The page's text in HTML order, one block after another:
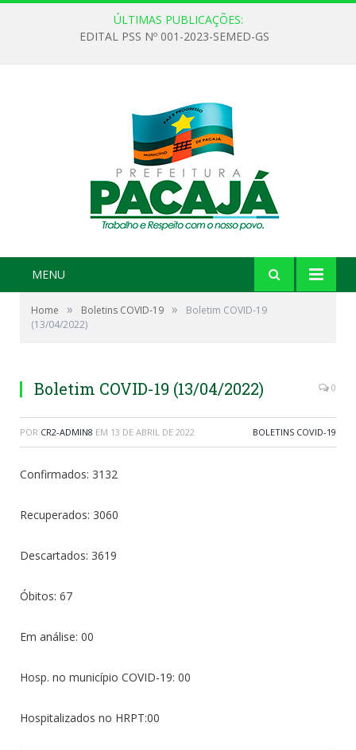
ÚLTIMAS PUBLICAÇÕES:
EDITAL PSS Nº 001-2023-SEMED-GS
MENU
Home » Boletins COVID-19 »
Boletim COVID-19
(13/04/2022)
Boletim COVID-19 (13/04/2022) 0
POR CR2-ADMIN8 EM 13 DE ABRIL DE 2022 BOLETINS COVID-19
Confirmados: 3132
Recuperados: 3060
Descartados: 3619
Óbitos: 67
Em análise: 00
Hosp. no município COVID-19: 00
Hospitalizados no HRPT:00